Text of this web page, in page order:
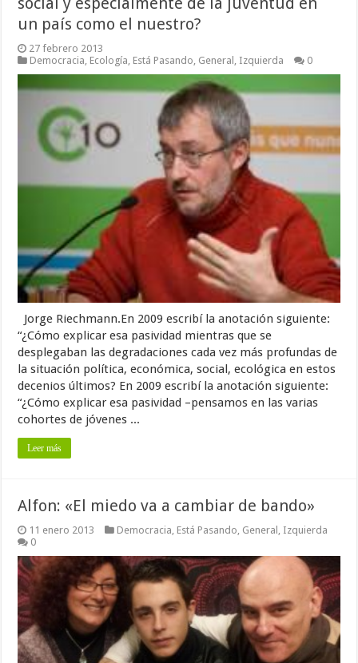
un país como el nuestro?
27 febrero 2013
Democracia Ecología Está Pasando General Izquierda 0
Jorge Riechmann.En 2009 escribí la anotación siguiente:
“¿Cómo explicar esa pasividad mientras que se
desplegaban las degradaciones cada vez más profundas de
la situación política, económica, social, ecológica en estos
decenios últimos? En 2009 escribí la anotación siguiente:
“¿Cómo explicar esa pasividad –pensamos en las varias
cohortes de jóvenes ...
Leer más
Alfon: «El miedo va a cambiar de bando»
11 enero 2013 Democracia, Está Pasando, General , Izquierda
0